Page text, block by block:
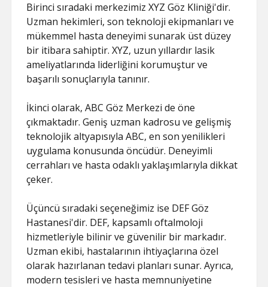
Birinci sıradaki merkezimiz XYZ Göz Kliniği'dir.
Uzman hekimleri, son teknoloji ekipmanları ve
mükemmel hasta deneyimi sunarak üst düzey
bir itibara sahiptir. XYZ, uzun yıllardır lasik
ameliyatlarında liderliğini korumuştur ve
başarılı sonuçlarıyla tanınır.
İkinci olarak, ABC Göz Merkezi de öne
çıkmaktadır. Geniş uzman kadrosu ve gelişmiş
teknolojik altyapısıyla ABC, en son yenilikleri
uygulama konusunda öncüdür. Deneyimli
cerrahları ve hasta odaklı yaklaşımlarıyla dikkat
çeker.
Üçüncü sıradaki seçeneğimiz ise DEF Göz
Hastanesi'dir. DEF, kapsamlı oftalmoloji
hizmetleriyle bilinir ve güvenilir bir markadır.
Uzman ekibi, hastalarının ihtiyaçlarına özel
olarak hazırlanan tedavi planları sunar. Ayrıca,
modern tesisleri ve hasta memnuniyetine